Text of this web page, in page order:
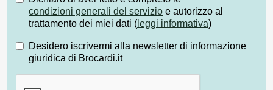
condizioni generali del servizio e autorizzo al
trattamento dei miei dati ( leggi informativa)
Desidero iscrivermi alla newsletter di informazione
giuridica di Brocardi.it